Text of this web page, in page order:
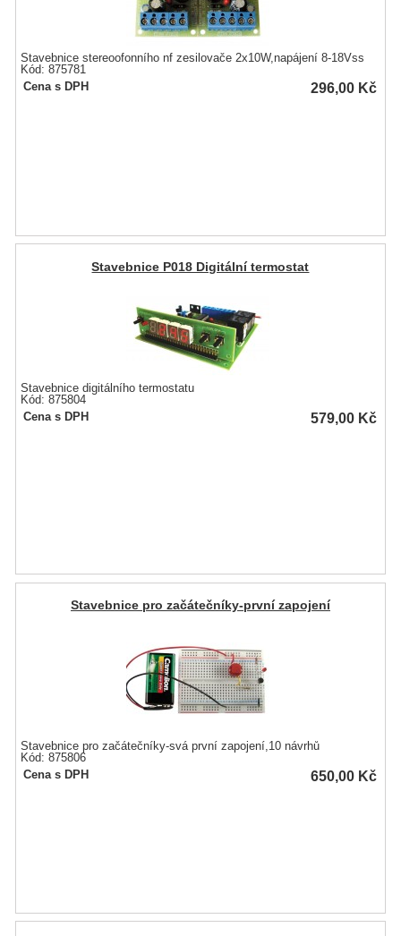
Stavebnice stereoofonního nf zesilovače 2x10W,napájení 8-18Vss
Kód: 875781
Cena s DPH
296,00 Kč
Stavebnice P018 Digitální termostat
Stavebnice digitálního termostatu
Kód: 875804
Cena s DPH
579,00 Kč
Stavebnice pro začátečníky-první zapojení
Stavebnice pro začátečníky-svá první zapojení,10 návrhů
Kód: 875806
Cena s DPH
650,00 Kč